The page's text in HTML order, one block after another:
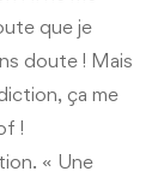
que je
doute ! Mais
ça me
!
« Une